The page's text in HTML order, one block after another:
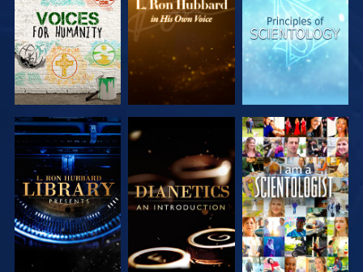
SERIE
SERIE
SERIE
VERKEN DE
SERIE
VERKEN DE
SERIE
KIJK